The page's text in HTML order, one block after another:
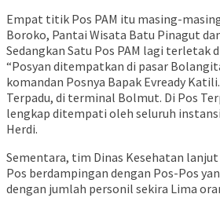
Empat titik Pos PAM itu masing-
Boroko, Pantai Wisata Batu Pinagut
Sedangkan Satu Pos PAM lagi terletak
“Posyan ditempatkan di pasar
komandan Posnya Bapak Evready
Terpadu, di terminal Bolmut. Di Pos
lengkap ditempati oleh seluruh
Herdi.
Sementara, tim Dinas Kesehatan
Pos berdampingan dengan Pos-Pos
dengan jumlah personil sekira Lima